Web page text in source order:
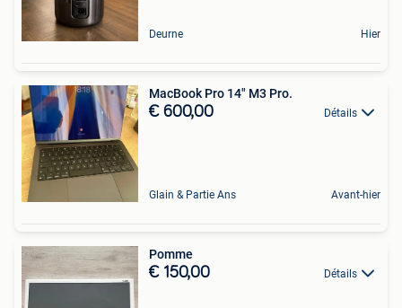
Deurne Hier
MacBook Pro 14" M3 Pro.
€ 600,00 Détails
Glain & Partie Ans Avant-hier
Pomme
€ 150,00 Détails